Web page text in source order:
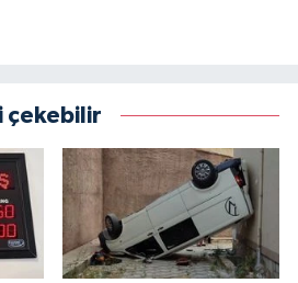
çekebilir